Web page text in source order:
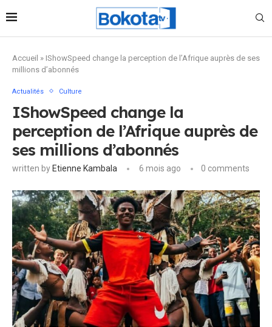
Accueil » IShowSpeed change la perception de l’Afrique auprès de ses
millions d’abonnés
Actualités Culture
IShowSpeed change la
perception de l’Afrique auprès de
ses millions d’abonnés
written by Etienne Kambala 6 mois ago 0 comments